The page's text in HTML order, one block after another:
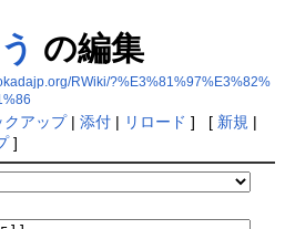
の編集
RWiki/?%E3%81%97%E3%82%
クアップ| 添付| リロード ] [ 新規 |
]